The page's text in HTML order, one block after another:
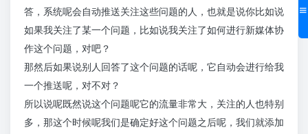
答，系统呢会自动推送关注这些问题的人，也就是说你比如说
如果我关注了某一个问题，比如说我关注了如何进行新媒体协
作这个问题，对吧？
那然后如果说别人回答了这个问题的话呢，它自动会进行给我
一个推送呢，对不对？
所以说呢既然说这个问题呢它的流量非常大，关注的人也特别
多，那这个时候呢我们是确定好这个问题之后呢，我们就添加